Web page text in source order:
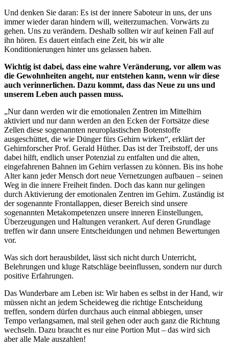
Und denken Sie daran: Es ist der innere Saboteur in uns, der uns
immer wieder daran hindern will, weiterzumachen. Vorwärts zu
gehen. Uns zu verändern. Deshalb sollten wir auf keinen Fall auf
ihn hören. Es dauert einfach eine Zeit, bis wir alte
Konditionierungen hinter uns gelassen haben.
Wichtig ist dabei, dass eine wahre Veränderung, vor allem was
die Gewohnheiten angeht, nur entstehen kann, wenn wir diese
auch verinnerlichen. Dazu kommt, dass das Neue zu uns und
unserem Leben auch passen muss.
„Nur dann werden wir die emotionalen Zentren im Mittelhirn
aktiviert und nur dann werden an den Ecken der Fortsätze diese
Zellen diese sogenannten neuroplastischen Botenstoffe
ausgeschüttet, die wie Dünger fürs Gehirn wirken“, erklärt der
Gehirnforscher Prof. Gerald Hüther. Das ist der Treibstoff, der uns
dabei hilft, endlich unser Potenzial zu entfalten und die alten,
eingefahrenen Bahnen im Gehirn verlassen zu können. Bis ins hohe
Alter kann jeder Mensch dort neue Vernetzungen aufbauen – seinen
Weg in die innere Freiheit finden. Doch das kann nur gelingen
durch Aktivierung der emotionalen Zentren im Gehirn. Zuständig ist
der sogenannte Frontallappen, dieser Bereich sind unsere
sogenannten Metakompetenzen unsere inneren Einstellungen,
Überzeugungen und Haltungen verankert. Auf deren Grundlage
treffen wir dann unsere Entscheidungen und nehmen Bewertungen
vor.
Was sich dort herausbildet, lässt sich nicht durch Unterricht,
Belehrungen und kluge Ratschläge beeinflussen, sondern nur durch
positive Erfahrungen.
Das Wunderbare am Leben ist: Wir haben es selbst in der Hand, wir
müssen nicht an jedem Scheideweg die richtige Entscheidung
treffen, sondern dürfen durchaus auch einmal abbiegen, unser
Tempo verlangsamen, mal steil gehen oder auch ganz die Richtung
wechseln. Dazu braucht es nur eine Portion Mut – das wird sich
aber alle Male auszahlen!